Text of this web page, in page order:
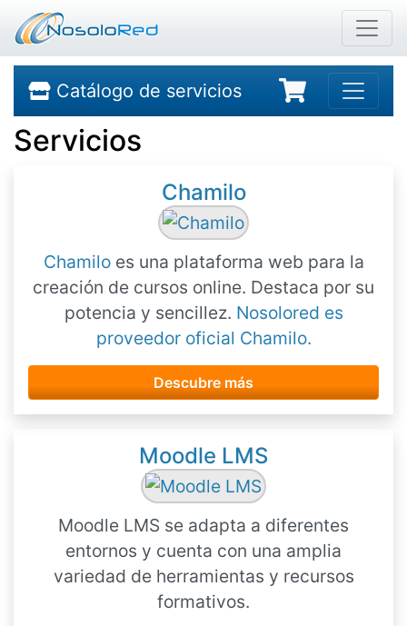
Catálogo de servicios
Servicios
Chamilo
Chamiloes una plataforma web para la
creación de cursos online. Destaca por su
potencia y sencillez. Nosolored es
proveedor oficial Chamilo.
Descubre más
Moodle LMS
Moodle LMS se adapta a diferentes
entornos y cuenta con una amplia
variedad de herramientas y recursos
formativos.